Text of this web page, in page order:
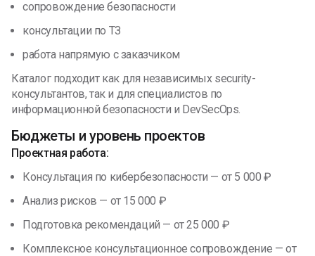
сопровождение безопасности
консультации по ТЗ
работа напрямую с заказчиком
Каталог подходит как для независимых security-
консультантов, так и для специалистов по
информационной безопасности и DevSecOps.
Бюджеты и уровень проектов
Проектная работа:
Консультация по кибербезопасности — от 5 000 ₽
Анализ рисков — от 15 000 ₽
Подготовка рекомендаций — от 25 000 ₽
Комплексное консультационное сопровождение — от